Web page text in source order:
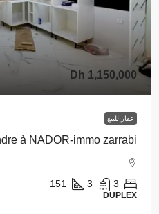
1,150,000 Dh
عقار للبيع
à NADOR-immo zarrabi
3
3
151
DUPLEX